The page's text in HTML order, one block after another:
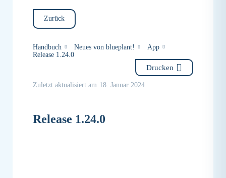
Zurück
Handbuch Neues von blueplant!
App
Release 1.24.0
Drucken
Release 1.24.0
Zuletzt aktualisiert am 18. Januar 2024